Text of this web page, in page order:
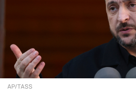
AP/TASS